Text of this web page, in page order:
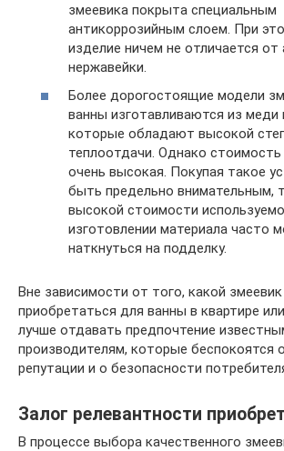
змеевика покрыта специальным
антикоррозийным слоем. При
изделие ничем не отличается от
нержавейки.
Более дорогостоящие модели
ванны изготавливаются из меди
которые обладают высокой
теплоотдачи. Однако стоимость
очень высокая. Покупая такое
быть предельно внимательным,
высокой стоимости
изготовлении материала часто
наткнуться на подделку.
Вне зависимости от того, какой
приобретаться для ванны в квартире
лучше отдавать предпочтение
производителям, которые беспокоятся
репутации и о безопасности
Залог релевантности
В процессе выбора качественного